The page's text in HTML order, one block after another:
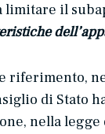
limitare il
riferimento,
di Stato
nella legge